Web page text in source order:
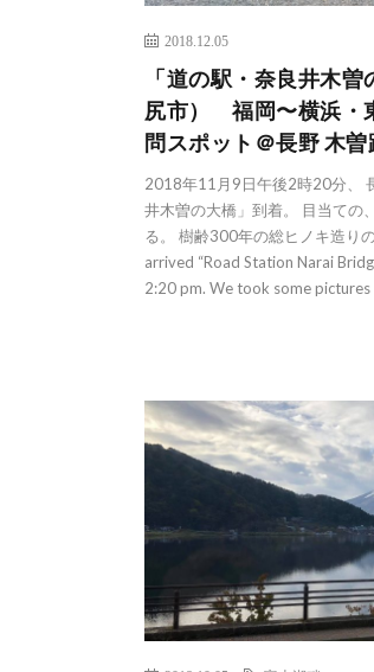
2018.12.05
「道の駅・奈良井木
尻市） 福岡〜横浜・
問スポット＠長野 木曽
2018年11月9日午後2時20分、
井木曽の大橋」到着。 目当ての
る。 樹齢300年の総ヒノキ造り
arrived “Road Station Narai
2:20 pm. We took some pictures